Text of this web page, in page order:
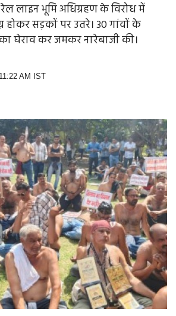
लाइन भूमि अधिग्रहण के विरोध में
होकर सड़कों पर उतरे। 30 गांवों के
घेराव कर जमकर नारेबाजी की।
AM IST